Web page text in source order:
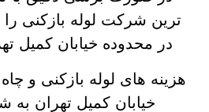
ترین شرکت لوله بازکنی
در محدوده خیابان کمیل
هزینه های لوله بازکنی و
خیابان کمیل تهران